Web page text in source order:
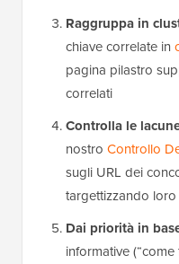
Raggruppa in
chiave correlate in
pagina pilastro
correlati
Controlla le
nostro Controllo
sugli URL dei
targettizzando
Dai priorità in
informative